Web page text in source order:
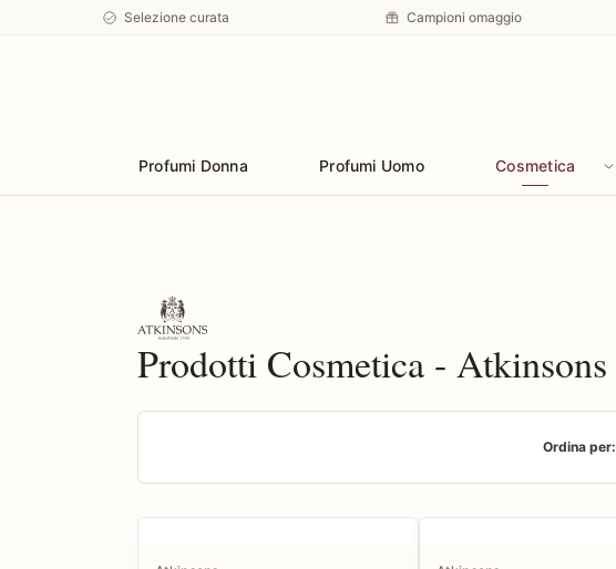
Selezione curata Campioni omaggio
Profumi Donna Profumi Uomo Cosmetica
Prodotti Cosmetica - Atkinsons
Ordina per: